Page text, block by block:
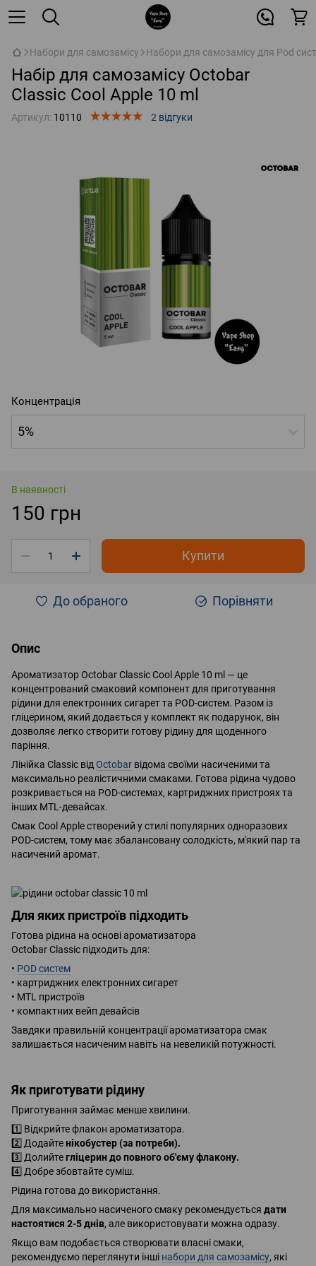
Набори для самозамісу Набори для самозамісу для Pod
Набір для самозамісу Octobar
Classic Cool Apple 10 ml
Артикул: 10110 2 відгуки
Концентрація
5%
В наявності
150 грн
Купити
До обраного Порівняти
Опис
Ароматизатор Octobar Classic Cool Apple 10 ml — це
концентрований смаковий компонент для приготування
рідини для електронних сигарет та POD-систем. Разом із
гліцерином, який додається у комплект як подарунок, він
дозволяє легко створити готову рідину для щоденного
паріння.
Лінійка Classic від Octobar відома своїми насиченими та
максимально реалістичними смаками. Готова рідина чудово
розкривається на POD-системах, картриджних пристроях та
інших MTL-девайсах.
Смак Cool Apple створений у стилі популярних одноразових
POD-систем, тому має збалансовану солодкість, м'який пар та
насичений аромат.
Для яких пристроїв підходить
Готова рідина на основі ароматизатора
Octobar Classic підходить для:
• POD систем
• картриджних електронних сигарет
• MTL пристроїв
• компактних вейп девайсів
Завдяки правильній концентрації ароматизатора смак
залишається насиченим навіть на невеликій потужності.
Як приготувати рідину
Приготування займає менше хвилини.
1️⃣ Відкрийте флакон ароматизатора.
2️⃣ Додайтенікобустер (за потреби).
3️⃣ Долийтегліцерин до повного об'єму флакону.
4️⃣ Добре збовтайте суміш.
Рідина готова до використання.
Для максимально насиченого смаку рекомендується дати
настоятися 2-5 днів, але використовувати можна одразу.
Якщо вам подобається створювати власні смаки,
рекомендуємо переглянути інші набори для самозамісу, які